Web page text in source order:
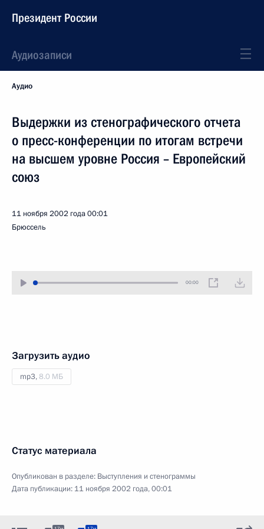
Президент России
Аудиозаписи
Аудио
Выдержки из стенографического отчета
о пресс-конференции по итогам встречи
на высшем уровне Россия – Европейский
союз
11 ноября 2002 года00:01
Брюссель
00:00
Загрузить аудио
mp3,8.0 МБ
Статус материала
Опубликован в разделе: Выступления и стенограммы
Дата публикации: 11 ноября 2002 года, 00:01